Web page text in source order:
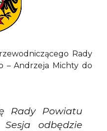
Rady
– Andrzeja Michty do
Rady Powiatu
Sesja odbędzie